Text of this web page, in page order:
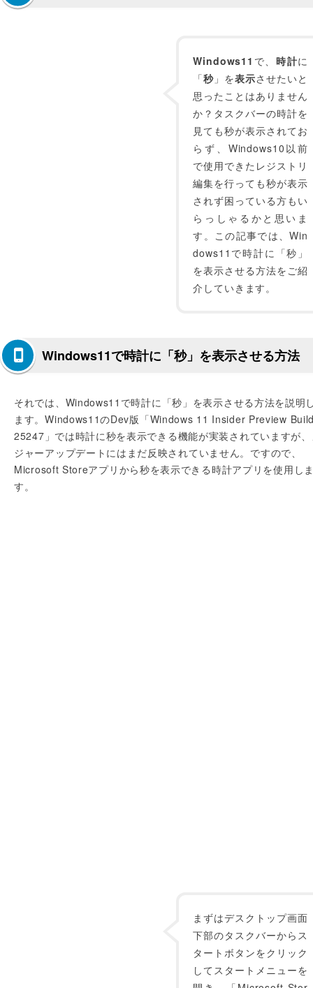
Windows11 で、 時計に
「秒 」を表示させたいと
思ったことはありません
か？タスクバーの時計を
見ても秒が表示されてお
らず、Windows10以前
で使用できたレジストリ
編集を行っても秒が表示
されず困っている方もい
らっしゃるかと思いま
す。この記事では、Win
dows11で時計に「秒」
を表示させる方法をご紹
介していきます。
Windows11で時計に「秒」を表示させる方法
それでは、Windows11で時計に「秒」を表示させる方法を説明
ます。Windows11のDev版「Windows 11 Insider Preview
25247」では時計に秒を表示できる機能が実装されていますが
ジャーアップデートにはまだ反映されていません。ですので、
Microsoft Storeアプリから秒を表示できる時計アプリを使用し
す。
まずはデスクトップ画面
下部のタスクバーからス
タートボタンをクリック
してスタートメニューを